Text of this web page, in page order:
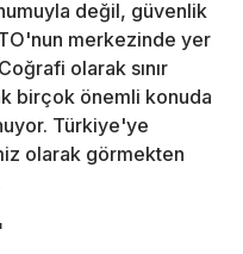
değil, güvenlik
merkezinde yer
olarak sınır
birçok önemli konuda
Türkiye'ye
olarak görmekten